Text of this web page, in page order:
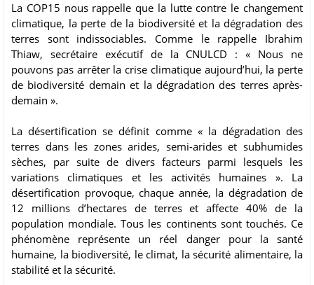
La COP15 nous rappelle que la lutte contre le changement
climatique, la perte de la biodiversité et la dégradation des
terres sont indissociables. Comme le rappelle Ibrahim
Thiaw, secrétaire exécutif de la CNULCD : « Nous ne
pouvons pas arrêter la crise climatique aujourd’hui, la perte
de biodiversité demain et la dégradation des terres après-
demain ».
La désertification se définit comme « la dégradation des
terres dans les zones arides, semi-arides et subhumides
sèches, par suite de divers facteurs parmi lesquels les
variations climatiques et les activités humaines ». La
désertification provoque, chaque année, la dégradation de
12 millions d’hectares de terres et affecte 40% de la
population mondiale. Tous les continents sont touchés. Ce
phénomène représente un réel danger pour la santé
humaine, la biodiversité, le climat, la sécurité alimentaire, la
stabilité et la sécurité.